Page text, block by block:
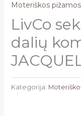
Moteriškos pižamos
LivCo
dalių
Kategorija: